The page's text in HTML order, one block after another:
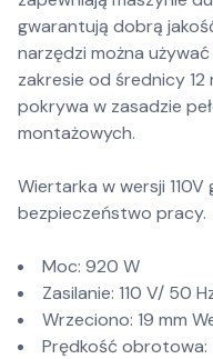
gwarantują dobrą
narzędzi można
zakresie od średnicy
pokrywa w zasadzie
montażowych.
Wiertarka w wersji
bezpieczeństwo pracy.
Moc: 920 W
Zasilanie: 110 V/ 50
Wrzeciono: 19 mm
Prędkość